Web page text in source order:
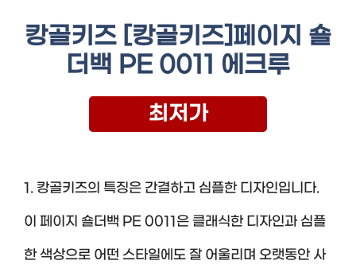
캉골키즈 [캉골키즈]페이지 숄
더백 PE 0011 에크루
최저가
1. 캉골키즈의 특징은 간결하고 심플한 디자인입니다.
이 페이지 숄더백 PE 0011은 클래식한 디자인과 심플
한 색상으로 어떤 스타일에도 잘 어울리며 오랫동안 사